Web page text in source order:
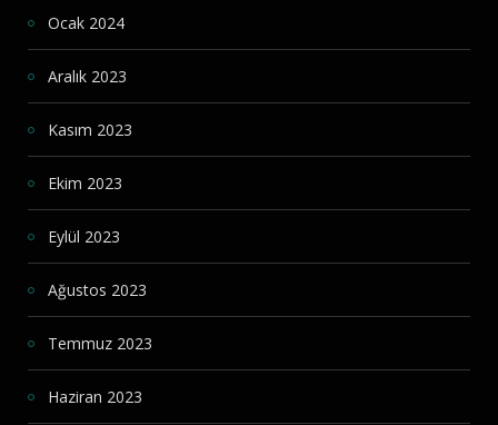
Ocak 2024
Aralık 2023
Kasım 2023
Ekim 2023
Eylül 2023
Ağustos 2023
Temmuz 2023
Haziran 2023